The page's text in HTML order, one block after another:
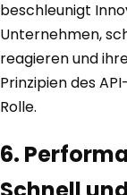
beschleunigt
Unternehmen,
reagieren und
Prinzipien des
Rolle.
6.